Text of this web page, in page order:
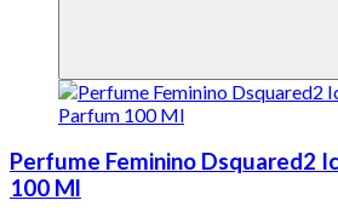
Perfume Feminino Dsquared2
100 Ml